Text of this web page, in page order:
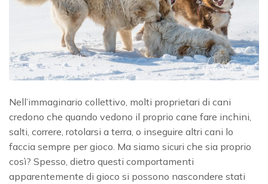
Nell’immaginario collettivo, molti proprietari di cani
credono che quando vedono il proprio cane fare inchini,
salti, correre, rotolarsi a terra, o inseguire altri cani lo
faccia sempre per gioco. Ma siamo sicuri che sia proprio
così? Spesso, dietro questi comportamenti
apparentemente di gioco si possono nascondere stati